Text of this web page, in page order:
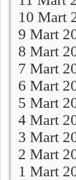
10 Mart
9 Mart
8 Mart
7 Mart
6 Mart
5 Mart
4 Mart
3 Mart
2 Mart
1 Mart